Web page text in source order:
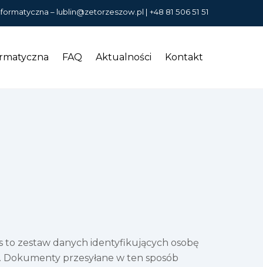
– lublin@zetorzeszow.pl | +48 81 506 51 51
FAQ Aktualności Kontakt
zestaw danych identyfikujących osobę
Dokumenty przesyłane w ten sposób